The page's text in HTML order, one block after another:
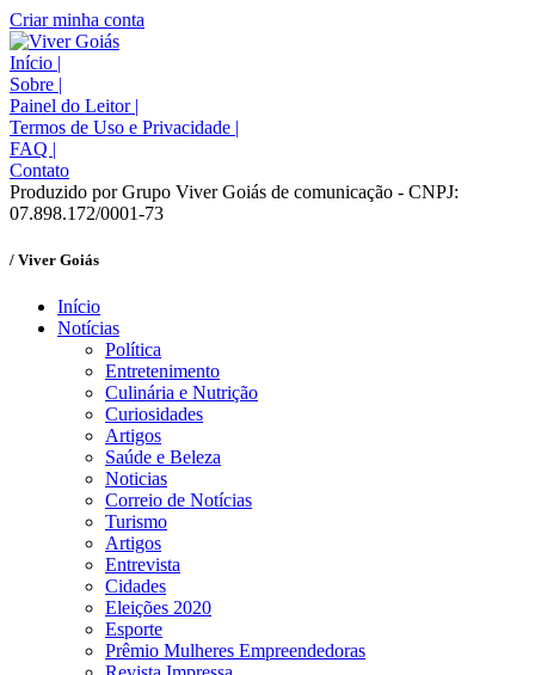
Criar minha conta
Início |
Sobre |
Painel do Leitor |
Termos de Uso e Privacidade |
FAQ |
Contato
Produzido por Grupo Viver Goiás de comunicação - CNPJ:
07.898.172/0001-73
/ Viver Goiás
Início
Notícias
Política
Entretenimento
Culinária e Nutrição
Curiosidades
Artigos
Saúde e Beleza
Noticias
Correio de Notícias
Turismo
Artigos
Entrevista
Cidades
Eleições 2020
Esporte
Prêmio Mulheres Empreendedoras